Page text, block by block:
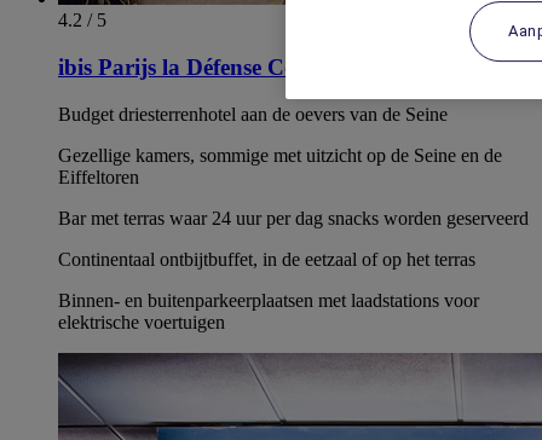
4.2 / 5
ibis Parijs la Défense Courbevoie
Budget driesterrenhotel aan de oevers van de Seine
Gezellige kamers, sommige met uitzicht op de Seine en de
Eiffeltoren
Bar met terras waar 24 uur per dag snacks worden geserveerd
Continentaal ontbijtbuffet, in de eetzaal of op het terras
Binnen- en buitenparkeerplaatsen met laadstations voor
elektrische voertuigen